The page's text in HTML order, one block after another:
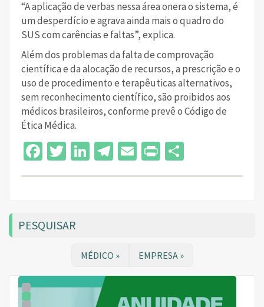
“A aplicação de verbas nessa área onera o sistema, é
um desperdício e agrava ainda mais o quadro do
SUS com carências e faltas”, explica.
Além dos problemas da falta de comprovação
científica e da alocação de recursos, a prescrição e o
uso de procedimento e terapêuticas alternativos,
sem reconhecimento científico, são proibidos aos
médicos brasileiros, conforme prevê o Código de
Ética Médica.
Facebook
Twitter
LinkedIn
Telegram
EmailPrint
PESQUISAR
MÉDICO » EMPRESA »
1